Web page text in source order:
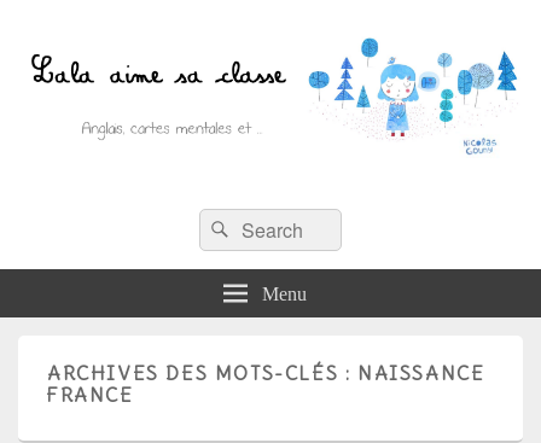
Lala aime sa classe
Anglais, cartes mentales et ….Recherche :
Rechercher
Menu
ARCHIVES DES MOTS-CLÉS : NAISSANCE
FRANCE